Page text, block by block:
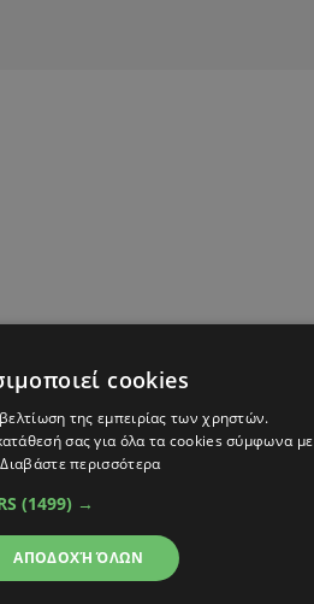
cookies
της εμπειρίας των χρηστών.
σας για όλα τα cookies σύμφωνα με
Διαβάστε περισσότερα
(1499) →
ΑΠΟΔΟΧΉ ΌΛΩΝ